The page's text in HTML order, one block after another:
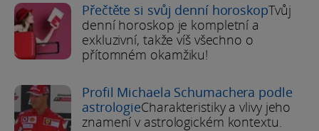
Přečtěte si svůj denní horoskopTvůj
denní horoskop je kompletní a
exkluzivní, takže víš všechno o
přítomném okamžiku!
Profil Michaela Schumachera podle
astrologieCharakteristiky a vlivy jeho
znamení v astrologickém kontextu.